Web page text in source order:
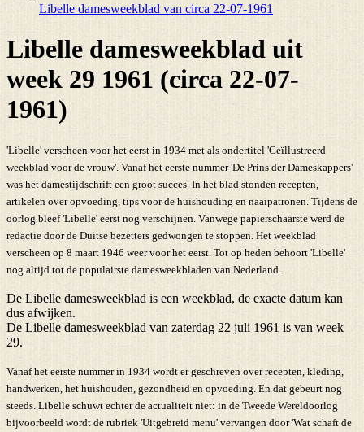
Libelle damesweekblad van circa 22-07-1961
Libelle damesweekblad uit
week 29 1961 (circa 22-07-
1961)
'Libelle' verscheen voor het eerst in 1934 met als ondertitel 'Geïllustreerd
weekblad voor de vrouw'. Vanaf het eerste nummer 'De Prins der Dameskappers'
was het damestijdschrift een groot succes. In het blad stonden recepten,
artikelen over opvoeding, tips voor de huishouding en naaipatronen. Tijdens de
oorlog bleef 'Libelle' eerst nog verschijnen. Vanwege papierschaarste werd de
redactie door de Duitse bezetters gedwongen te stoppen. Het weekblad
verscheen op 8 maart 1946 weer voor het eerst. Tot op heden behoort 'Libelle'
nog altijd tot de populairste damesweekbladen van Nederland.
De Libelle damesweekblad is een weekblad, de exacte datum kan
dus afwijken.
De Libelle damesweekblad van zaterdag 22 juli 1961 is van week
29.
Vanaf het eerste nummer in 1934 wordt er geschreven over recepten, kleding,
handwerken, het huishouden, gezondheid en opvoeding. En dat gebeurt nog
steeds. Libelle schuwt echter de actualiteit niet: in de Tweede Wereldoorlog
bijvoorbeeld wordt de rubriek 'Uitgebreid menu' vervangen door 'Wat schaft de